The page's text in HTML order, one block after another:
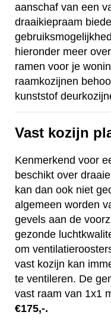
aanschaf van een
draaikiepraam
hieronder meer
ramen voor je
raamkozijnen
kunststof
Vast kozijn
Kenmerkend voor
beschikt over
kan dan ook niet
algemeen worden
gevels aan de
gezonde
om
vast kozijn kan
te ventileren. De
vast raam van 1x1
€175,-.